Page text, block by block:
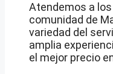
Atendemos a
comunidad de
variedad del
amplia
el mejor precio